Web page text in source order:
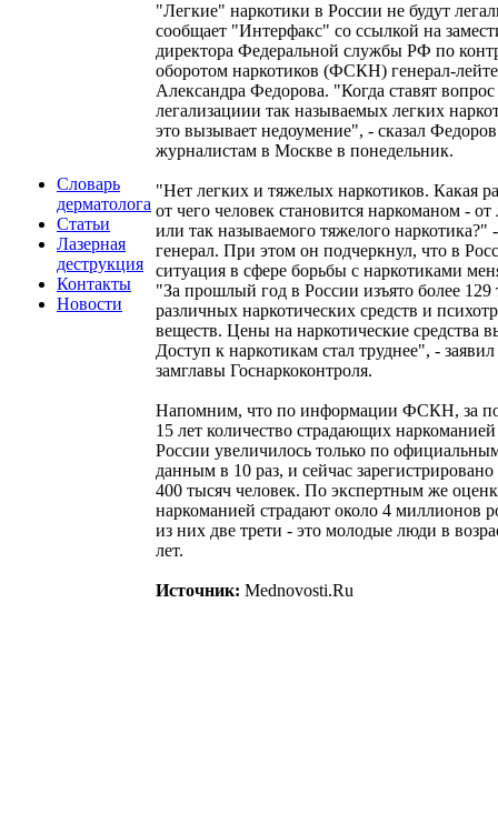
Словарь
дерматолога
Статьи
Лазерная
деструкция
Контакты
Новости
"Легкие" наркотики в России не будут
сообщает "Интерфакс" со ссылкой на
директора Федеральной службы РФ по
оборотом наркотиков (ФСКН) генерал-
Александра Федорова. "Когда ставят вопрос
легализациии так называемых легких
это вызывает недоумение", - сказал Федоров
журналистам в Москве в понедельник.
"Нет легких и тяжелых наркотиков. Какая
от чего человек становится наркоманом - от
или так называемого тяжелого наркотика?"
генерал. При этом он подчеркнул, что в
ситуация в сфере борьбы с наркотиками
"За прошлый год в России изъято более 129
различных наркотических средств и
веществ. Цены на наркотические средства
Доступ к наркотикам стал труднее", - заявил
замглавы Госнаркоконтроля.
Напомним, что по информации ФСКН, за
15 лет количество страдающих
России увеличилось только по
данным в 10 раз, и сейчас зарегистрировано
400 тысяч человек. По экспертным же
наркоманией страдают около 4 миллионов
из них две трети - это молодые люди в
лет.
Источник: Mednovosti.Ru